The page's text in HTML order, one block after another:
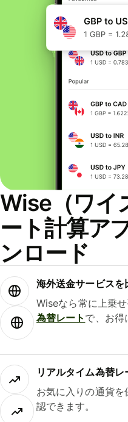
Wise（ワイ
ート計算ア
ンロード
海外送金サービスを
Wiseなら常に上乗
為替レート で、お得
リアルタイム為替レ
お気に入りの通貨
認できます。